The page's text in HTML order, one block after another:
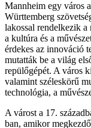
Mannheim egy város
Württemberg
lakossal rendelkezik a
a kultúra és a
érdekes az innováció
mutatták be a világ
repülőgépét. A város
valamint széleskörű
technológia, a
A várost a 17.
ban, amikor